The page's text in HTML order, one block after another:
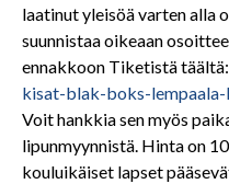
laatinut yleisöä varten alla
suunnistaa oikeaan
ennakkoon Tiketistä täältä:
kisat-blak-boks-
Voit hankkia sen myös
lipunmyynnistä. Hinta on
kouluikäiset lapset